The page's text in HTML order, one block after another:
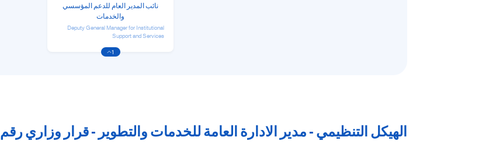
نائب المدير العام للدعم المؤسسي
والخدمات
Deputy General Manager for Institutional
Support and Services
1
الهيكل التنظيمي - مدير الادارة العامة للخدمات والتطوير - قرار وزاري رقم 35 / 2025